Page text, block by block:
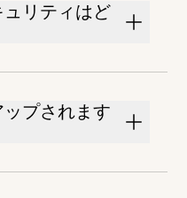
リティはど
プされます